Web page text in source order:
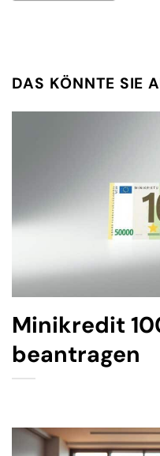
DAS KÖNNTE SIE
Minikredit
beantragen